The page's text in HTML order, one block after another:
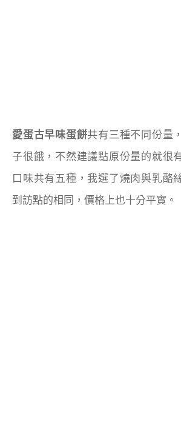
愛蛋古早味蛋餅共有三種不同份量
子很餓，不然建議點原份量的就很
口味共有五種，我選了燒肉與乳酪
到訪點的相同，價格上也十分平實。